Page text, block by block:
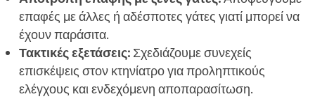
επαφές με άλλες ή αδέσποτες γάτες γιατί μπορεί να
έχουν παράσιτα.
Τακτικές εξετάσεις:Σχεδιάζουμε συνεχείς
επισκέψεις στον κτηνίατρο για προληπτικούς
ελέγχους και ενδεχόμενη αποπαρασίτωση.